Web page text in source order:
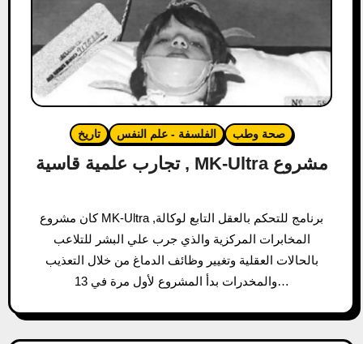
تاريخ الفلسفة - علم النفس صحة وطب
تجارب علمية قاسية , MK-Ultra مشروع
كان مشروع MK-Ultra ,برنامج للتحكم بالعقل التابع لوكالة
المخابرات المركزية والذي جرب علي البشر للتلاعب
بالحالات العقلية وتغيير وظائف الدماغ من خلال التعذيب
والمخدرات بدأ المشروع لأول مرة في 13…